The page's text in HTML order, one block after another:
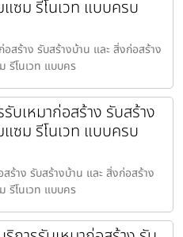
ซม รีโนเวท แบบครบ
อสร้าง รับสร้างบ้าน และ สิ่งก่อสร้าง
รีโนเวท แบบคร
บเหมาก่อสร้าง รับสร้าง
ซม รีโนเวท แบบครบ
ร้าง รับสร้างบ้าน และ สิ่งก่อสร้าง
รีโนเวท แบบคร